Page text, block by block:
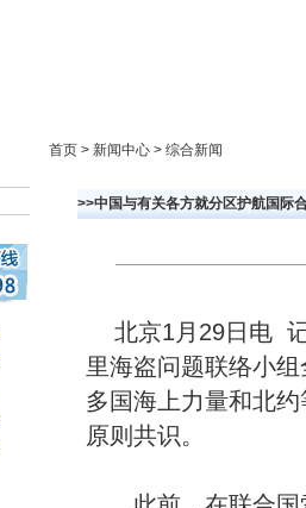
首页 > 新闻中心 > 综合新闻
>>中国与有关各方就分区护航国际
北京1月29日电 记
里海盗问题联络小
多国海上力量和北
原则共识。